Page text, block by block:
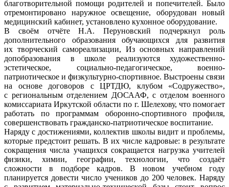
благотворительной помощи родителей и попечителей. Было
отремонтировано наружное освещение, оборудован новый
медицинский кабинет, установлено кухонное оборудование.
В своём отчёте Н.А. Перуновский подчеркнул роль
дополнительного образования обучающихся для развития
их творческий самореализации, Из основных направлений
допобразования в школе реализуются художественно-
эстетическое, социально-педагогическое, военно-
патриотическое и физкультурно-спортивное. Выстроены связи
на основе договоров с ЦРТДЮ, клубом «Содружество»,
с региональным отделением ДОСААФ, с отделом военного
комиссариата Иркутской области по г. Шелехову, что помогает
работать по программам оборонно-спортивного профиля,
совершенствовать гражданско-патриотическое воспитание.
Наряду с достижениями, коллектив школы видит и проблемы,
которые предстоит решать. В их числе кадровые: в результате
сокращения числа учащихся сокращается нагрузка учителей
физики, химии, географии, технологии, что создаёт
сложности в подборе кадров. В новом учебном году
планируется довести число учеников до 200 человек. Наряду